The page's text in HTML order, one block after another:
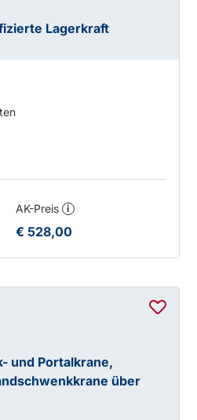
Lagerkraft
AK-Preis i
€ 528,00
und Portalkrane,
über